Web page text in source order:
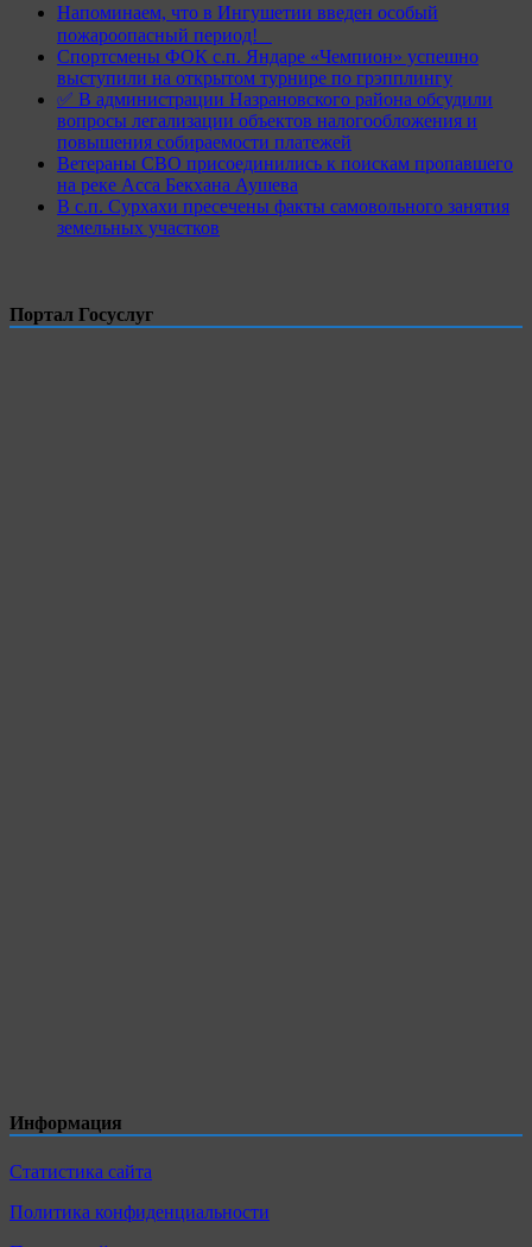
Напоминаем, что в Ингушетии введен особый
пожароопасный период!⁣⁣⠀
Спортсмены ФОК с.п. Яндаре «Чемпион» успешно
выступили на открытом турнире по грэпплингу
✅ В администрации Назрановского района обсудили
вопросы легализации объектов налогообложения и
повышения собираемости платежей
Ветераны СВО присоединились к поискам пропавшего
на реке Асса Бекхана Аушева
В с.п. Сурхахи пресечены факты самовольного занятия
земельных участков
Портал Госуслуг
Информация
Статистика сайта
Политика конфиденциальности